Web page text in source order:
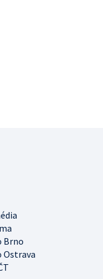
Brno
Ostrava